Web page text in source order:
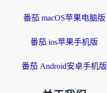
番茄 macOS苹果电脑版
番茄 ios苹果手机版
番茄 Android安卓手机版